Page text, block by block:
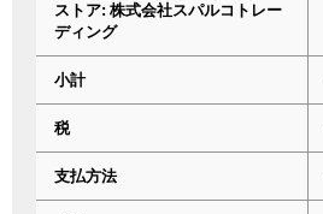
ストア: 株式会社スパルコトレー
ディング
小計
税
支払方法